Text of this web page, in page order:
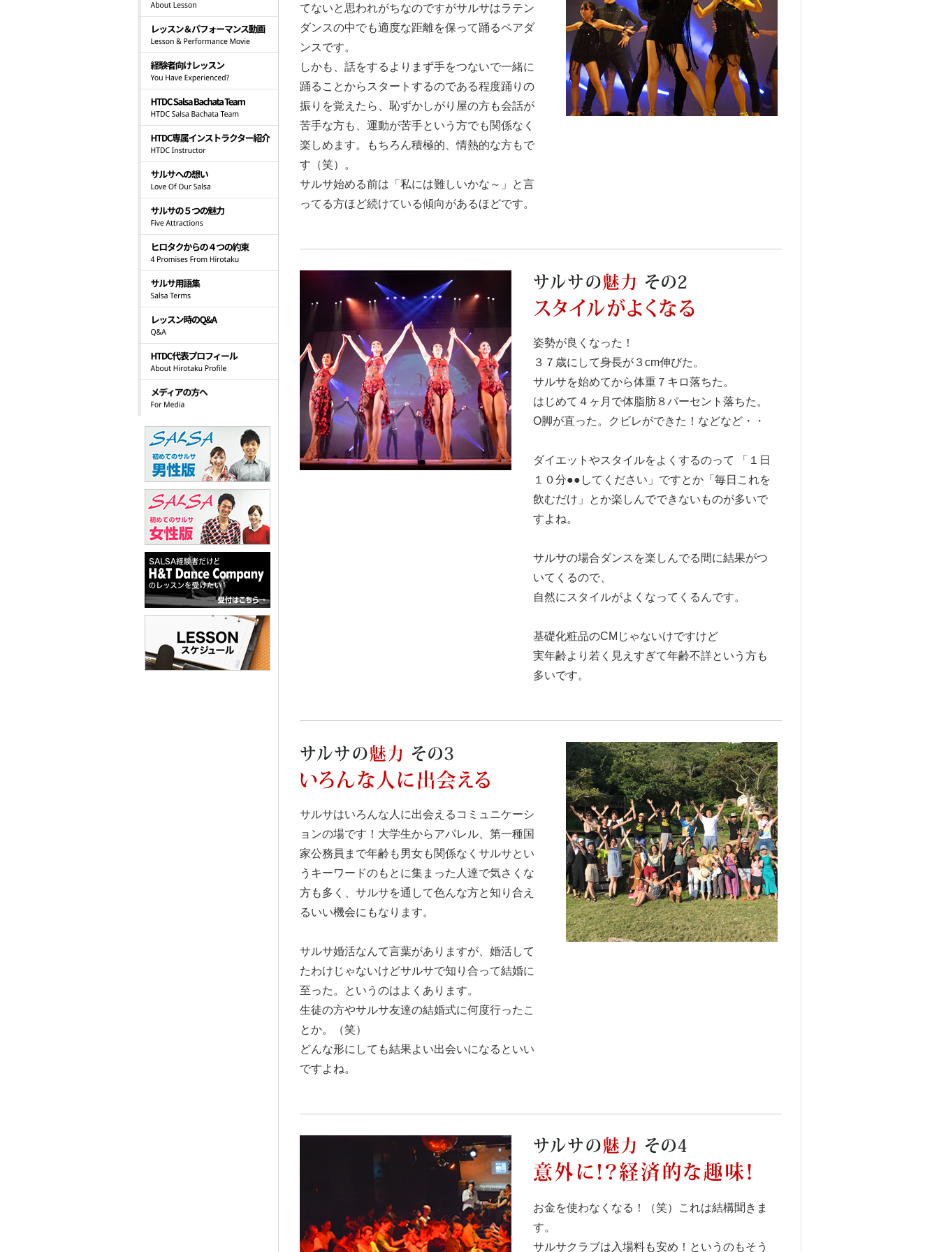
てないと思われがちなのですがサルサはラテン
ダンスの中でも適度な距離を保って踊るペアダ
ンスです。
しかも、話をするよりまず手をつないで一緒に
踊ることからスタートするのである程度踊りの
振りを覚えたら、恥ずかしがり屋の方も会話が
苦手な方も、運動が苦手という方でも関係なく
楽しめます。もちろん積極的、情熱的な方もで
す（笑）。
サルサ始める前は「私には難しいかな～」と言
ってる方ほど続けている傾向があるほどです。
姿勢が良くなった！
３７歳にして身長が３cm伸びた。
サルサを始めてから体重７キロ落ちた。
はじめて４ヶ月で体脂肪８パーセント落ちた。
O脚が直った。クビレができた！などなど・・
ダイエットやスタイルをよくするのって 「１日
１０分●●してください」ですとか「毎日これを
飲むだけ」とか楽しんでできないものが多いで
すよね。
サルサの場合ダンスを楽しんでる間に結果がつ
いてくるので、
自然にスタイルがよくなってくるんです。
基礎化粧品のCMじゃないけですけど
実年齢より若く見えすぎて年齢不詳という方も
多いです。
サルサはいろんな人に出会えるコミュニケーシ
ョンの場です！大学生からアパレル、第一種国
家公務員まで年齢も男女も関係なくサルサとい
うキーワードのもとに集まった人達で気さくな
方も多く、サルサを通して色んな方と知り合え
るいい機会にもなります。
サルサ婚活なんて言葉がありますが、婚活して
たわけじゃないけどサルサで知り合って結婚に
至った。というのはよくあります。
生徒の方やサルサ友達の結婚式に何度行ったこ
とか。（笑）
どんな形にしても結果よい出会いになるといい
ですよね。
お金を使わなくなる！（笑）これは結構聞きま
す。
サルサクラブは入場料も安め！というのもそう